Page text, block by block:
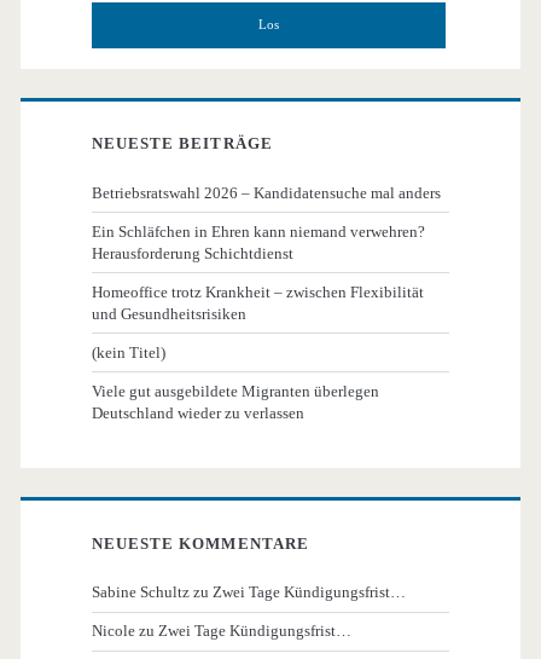
NEUESTE BEITRÄGE
Betriebsratswahl 2026 – Kandidatensuche mal anders
Ein Schläfchen in Ehren kann niemand verwehren?
Herausforderung Schichtdienst
Homeoffice trotz Krankheit – zwischen Flexibilität
und Gesundheitsrisiken
(kein Titel)
Viele gut ausgebildete Migranten überlegen
Deutschland wieder zu verlassen
NEUESTE KOMMENTARE
Sabine Schultz zuZwei Tage Kündigungsfrist…
Nicole zuZwei Tage Kündigungsfrist…